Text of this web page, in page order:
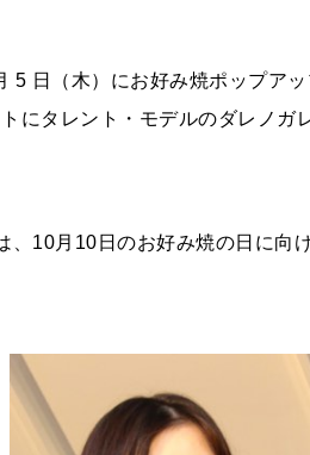
5 日（木）にお好み焼ポップア
にタレント・モデルのダレノガ
、 10月 10 日のお好み焼の日に向